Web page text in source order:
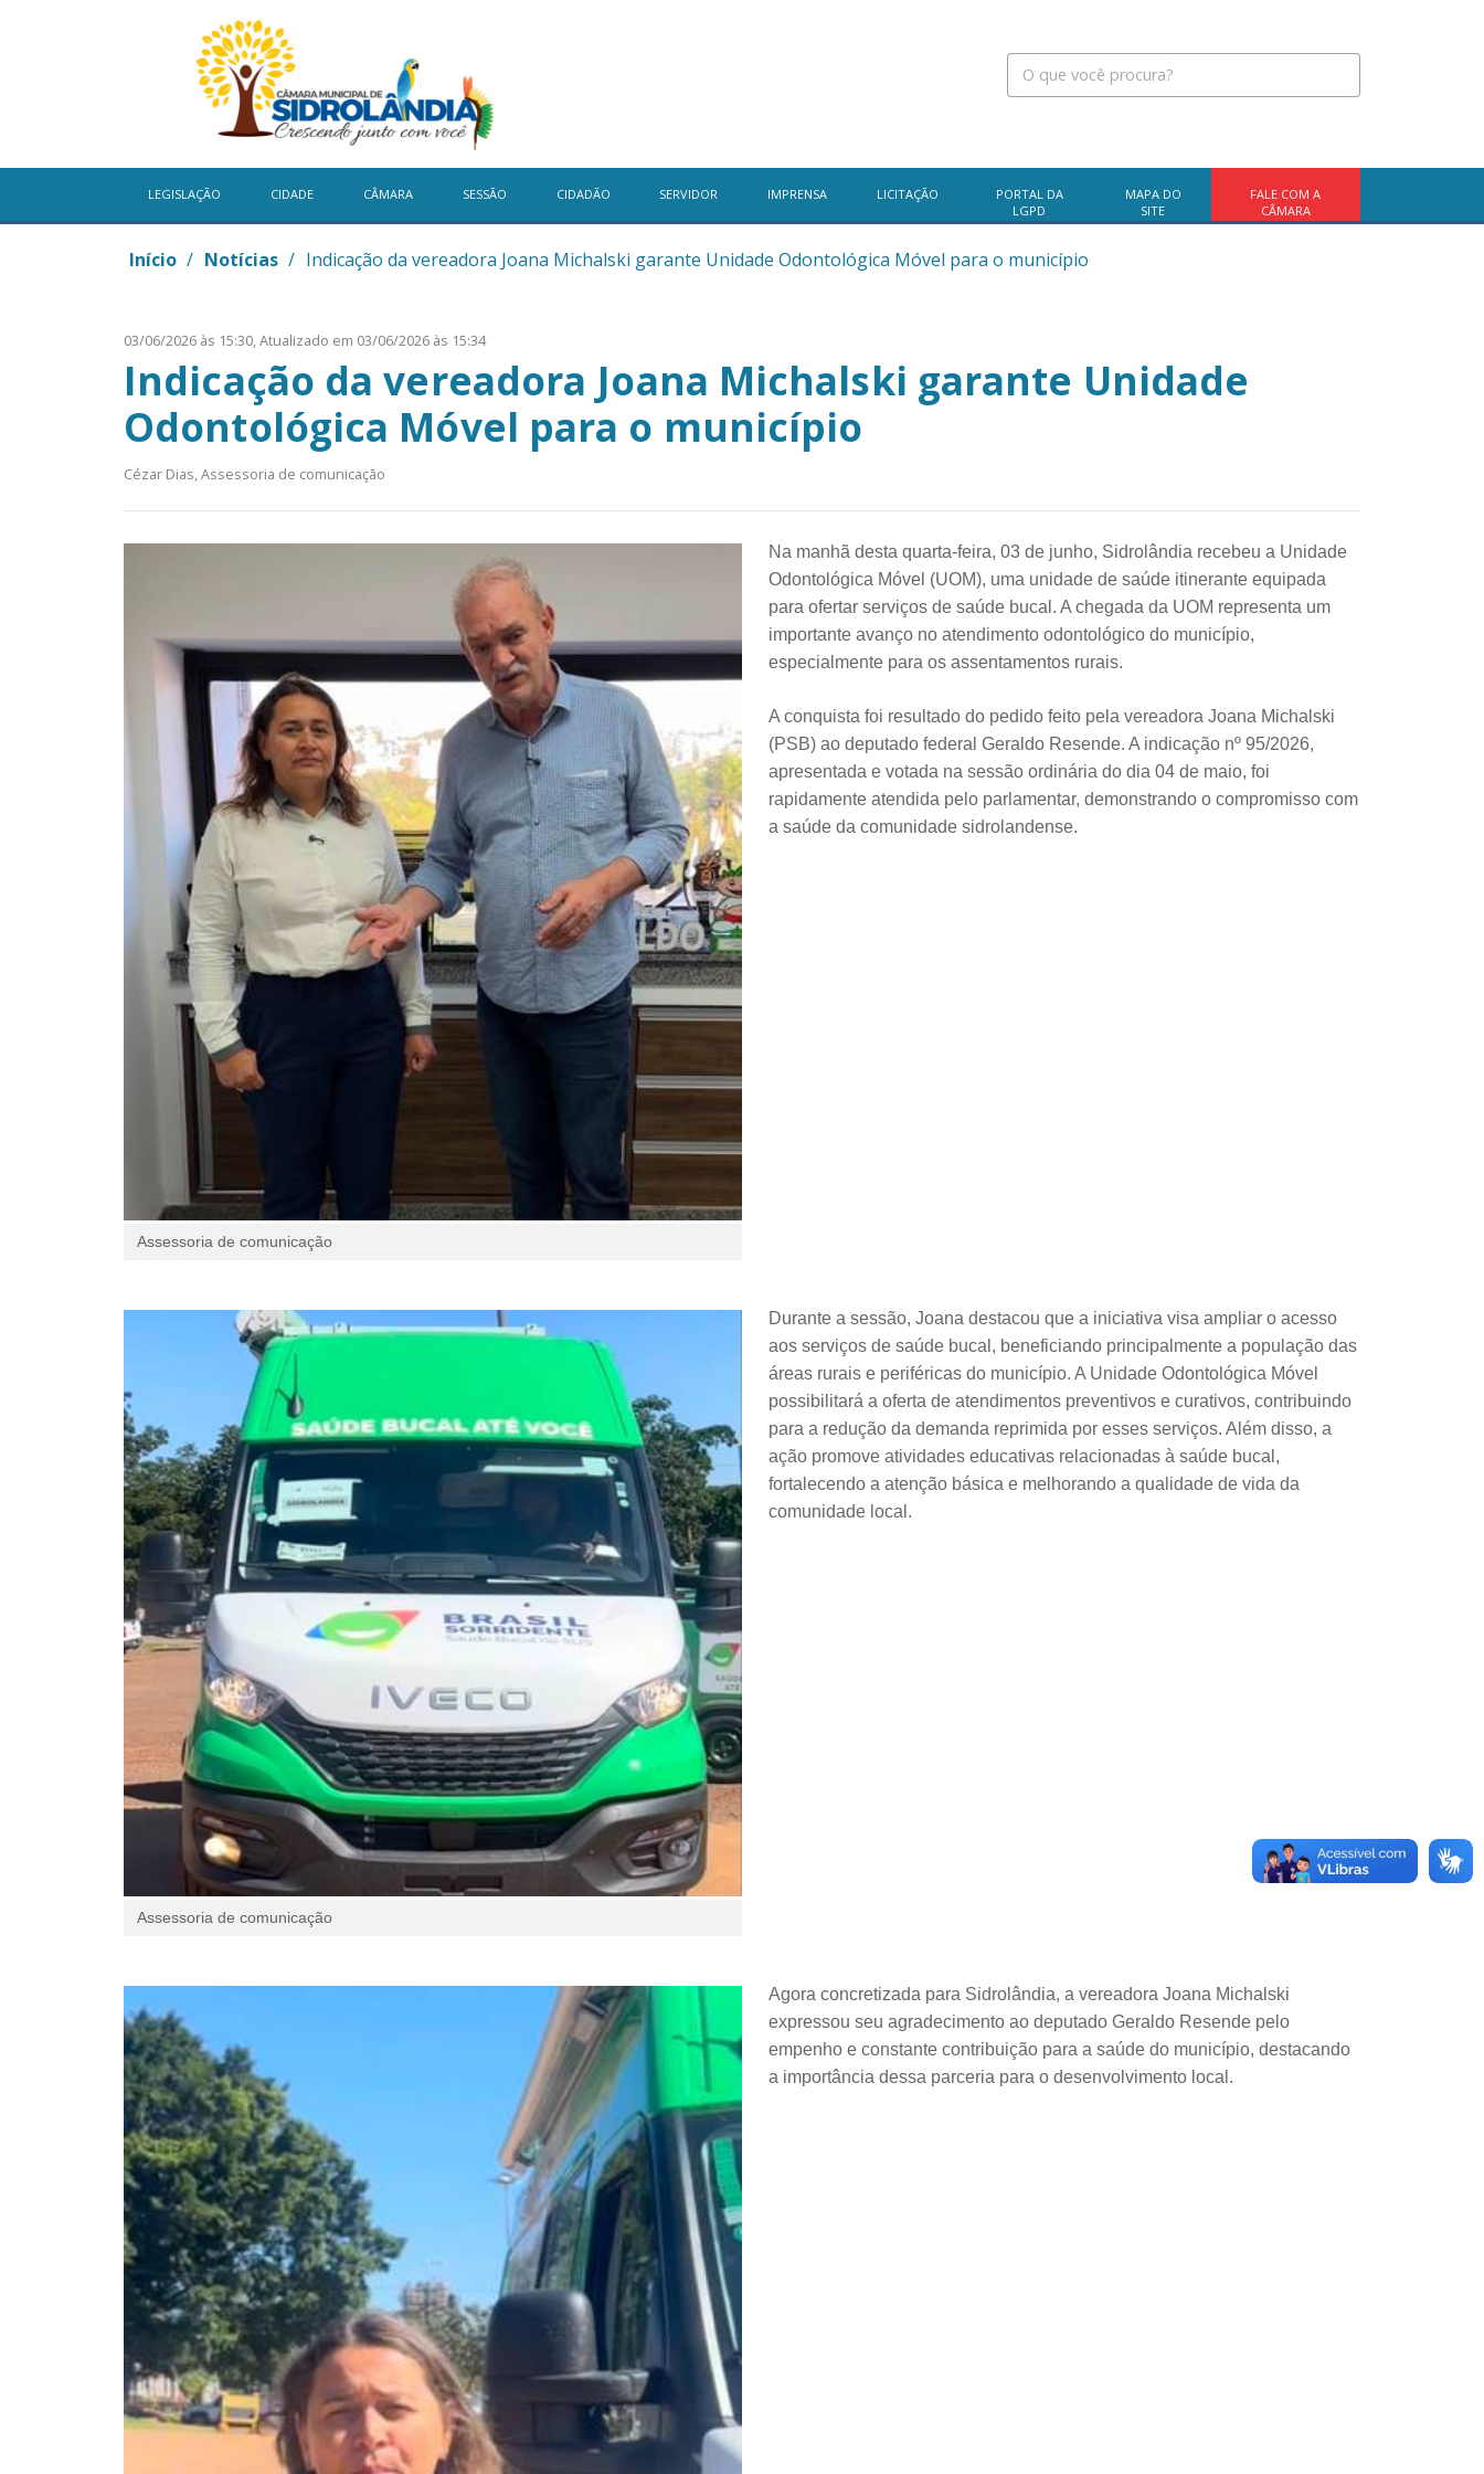
LEGISLAÇÃO CIDADE CÂMARA SESSÃO CIDADÃO SERVIDOR IMPRENSA LICITAÇÃO
PORTAL DA
LGPD
MAPA DO
SITE
FALE COM A
CÂMARA
Início / Notícias / Indicação da vereadora Joana Michalski garante Unidade Odontológica Móvel para o município
03/06/2026 às 15:30,Atualizado em 03/06/2026 às 15:34
Indicação da vereadora Joana Michalski garante Unidade
Odontológica Móvel para o município
Cézar Dias, Assessoria de comunicação
Assessoria de comunicação
Na manhã desta quarta-feira, 03 de junho, Sidrolândia recebeu a Unidade
Odontológica Móvel (UOM), uma unidade de saúde itinerante equipada
para ofertar serviços de saúde bucal. A chegada da UOM representa um
importante avanço no atendimento odontológico do município,
especialmente para os assentamentos rurais.
A conquista foi resultado do pedido feito pela vereadora Joana Michalski
(PSB) ao deputado federal Geraldo Resende. A indicação nº 95/2026,
apresentada e votada na sessão ordinária do dia 04 de maio, foi
rapidamente atendida pelo parlamentar, demonstrando o compromisso com
a saúde da comunidade sidrolandense.
Assessoria de comunicação
Durante a sessão, Joana destacou que a iniciativa visa ampliar o acesso
aos serviços de saúde bucal, beneficiando principalmente a população das
áreas rurais e periféricas do município. A Unidade Odontológica Móvel
possibilitará a oferta de atendimentos preventivos e curativos, contribuindo
para a redução da demanda reprimida por esses serviços. Além disso, a
ação promove atividades educativas relacionadas à saúde bucal,
fortalecendo a atenção básica e melhorando a qualidade de vida da
comunidade local.
Agora concretizada para Sidrolândia, a vereadora Joana Michalski
expressou seu agradecimento ao deputado Geraldo Resende pelo
empenho e constante contribuição para a saúde do município, destacando
a importância dessa parceria para o desenvolvimento local.